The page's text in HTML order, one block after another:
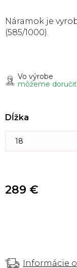
Vo výrobe
môžeme
Dĺžka
Náramok je
(585/1000).
Informácie
289 €